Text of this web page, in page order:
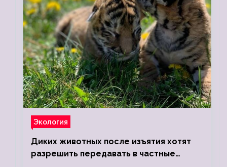
Экология
Диких животных после изъятия хотят
разрешить передавать в частные